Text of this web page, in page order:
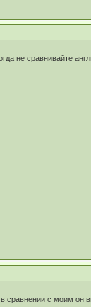
не сравнивайте
сравнении с моим он